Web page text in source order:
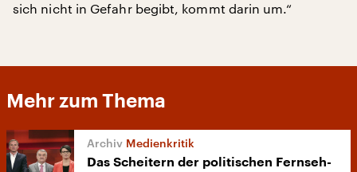
sich nicht in Gefahr begibt, kommt darin um.“
Mehr zum Thema
Medienkritik
Das Scheitern der politischen Fernseh-